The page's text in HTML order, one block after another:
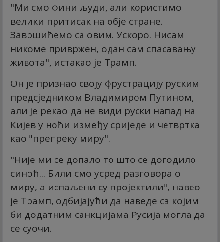
"Ми смо фини људи, али користимо
велики притисак на обје стране.
Завршићемо са овим. Ускоро. Нисам
никоме привржен, одан сам спасавању
живота", истакао је Трамп.
Он је признао своју фрустрацију руским
предсједником Владимиром Путином,
али је рекао да не види руски напад на
Кијев у ноћи између сриједе и четвртка
као "препреку миру".
"Није ми се допало то што се догодило
синоћ... Били смо усред разговора о
миру, а испаљени су пројектили", навео
је Трамп, одбијајући да наведе са којим
би додатним санкцијама Русија могла да
се суочи.